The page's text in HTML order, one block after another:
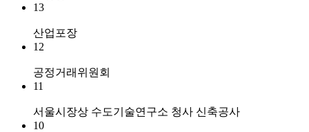
13
산업포장
12
공정거래위원회
11
서울시장상 수도기술연구소 청사 신축공사
10